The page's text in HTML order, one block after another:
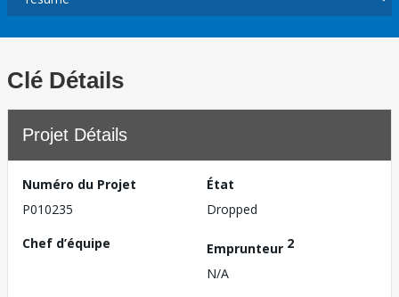
Clé Détails
Projet Détails
Numéro du Projet
P010235
État
Dropped
Chef d’équipe
Emprunteur 2
N/A